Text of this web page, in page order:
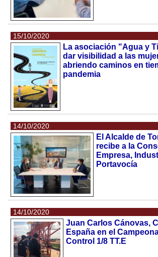
15/10/2020
La asociación "Agua y
dar visibilidad a las
abriendo caminos en
pandemia
14/10/2020
El Alcalde de
recibe a la
Empresa,
Portavocía
14/10/2020
Juan Carlos Cánovas,
España en el
Control 1/8 TT.E